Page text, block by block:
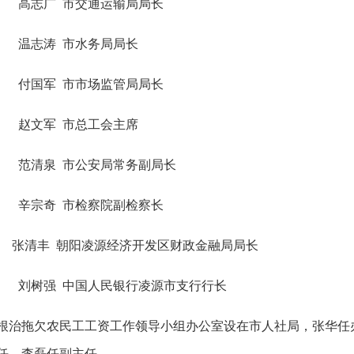
志广 市交通运输局局长
志涛 市水务局局长
国军 市市场监管局局长
文军 市总工会主席
清泉 市公安局常务副局长
宗奇 市检察院副检察长
清丰 朝阳凌源经济开发区财政金融局局长
树强 中国人民银行凌源市支行行长
治拖欠农民工工资工作领导小组办公室设在市人社局，张华任